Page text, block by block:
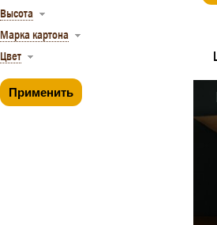
Высота
Марка картона
Цвет